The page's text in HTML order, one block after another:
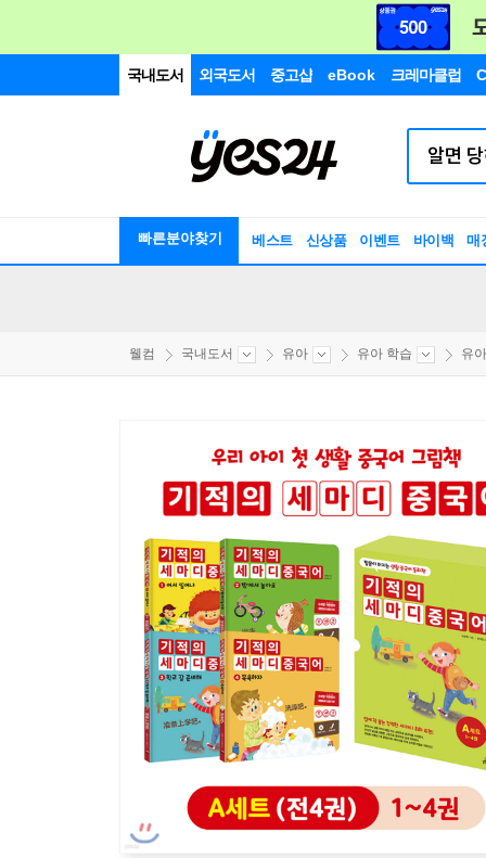
국내도서 외국도서 중고샵 eBook 크레마클럽
빠른분야찾기 베스트 신상품 이벤트 바이백 매
웰컴 국내도서 유아 유아 학습 유